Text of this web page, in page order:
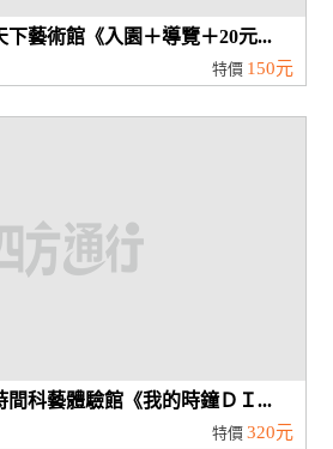
下藝術館《入園＋導覽＋20元...
特價 150元
間科藝體驗館《我的時鐘ＤＩ...
特價 320元